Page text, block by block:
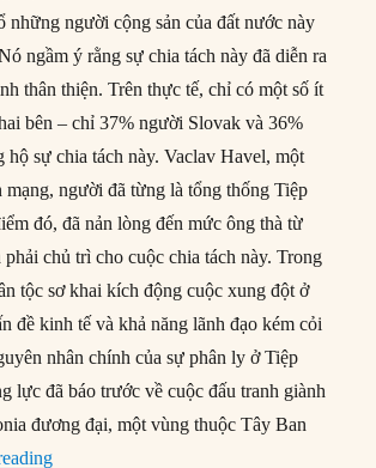
những người cộng sản của đất nước này
ngầm ý rằng sự chia tách này đã diễn ra
thân thiện. Trên thực tế, chỉ có một số ít
bên – chỉ 37% người Slovak và 36%
hộ sự chia tách này. Vaclav Havel, một
mạng, người đã từng là tổng thống Tiệp
đó, đã nản lòng đến mức ông thà từ
chủ trì cho cuộc chia tách này. Trong
tộc sơ khai kích động cuộc xung đột ở
đề kinh tế và khả năng lãnh đạo kém cỏi
nhân chính của sự phân ly ở Tiệp
lực đã báo trước về cuộc đấu tranh giành
đương đại, một vùng thuộc Tây Ban
“Ảnh hưởng của sự chia tách Tiệp Khắc”